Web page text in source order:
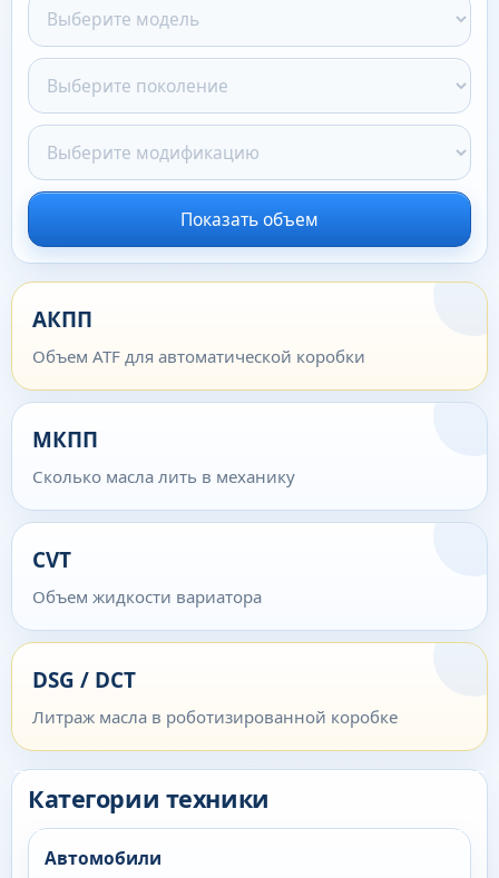
Показать объем
АКПП
Объем ATF для автоматической коробки
МКПП
Сколько масла лить в механику
CVT
Объем жидкости вариатора
DSG / DCT
Литраж масла в роботизированной коробке
Категории техники
Автомобили